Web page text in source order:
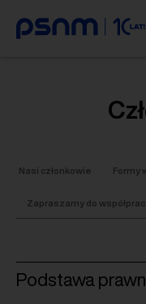
Nasi członkowie Formy
Zapraszamy do
Podstawa